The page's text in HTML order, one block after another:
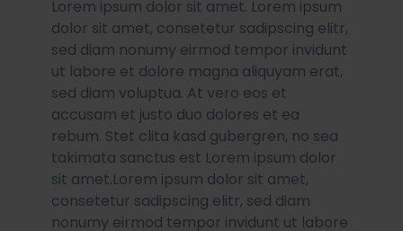
Lorem ipsum dolor sit amet. Lorem ipsum
dolor sit amet, consetetur sadipscing elitr,
sed diam nonumy eirmod tempor invidunt
ut labore et dolore magna aliquyam erat,
sed diam voluptua. At vero eos et
accusam et justo duo dolores et ea
rebum. Stet clita kasd gubergren, no sea
takimata sanctus est Lorem ipsum dolor
sit amet.Lorem ipsum dolor sit amet,
consetetur sadipscing elitr, sed diam
nonumy eirmod tempor invidunt ut labore